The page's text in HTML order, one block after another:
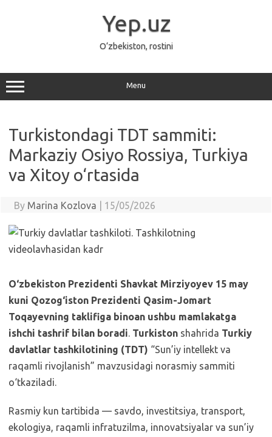
Yep.uz
O‘zbekiston, rostini
Menu
Turkistondagi TDT sammiti:
Markaziy Osiyo Rossiya, Turkiya
va Xitoy o‘rtasida
By Marina Kozlova 15/05/2026
O‘zbekiston Prezidenti Shavkat Mirziyoyev 15 may
kuni Qozog‘iston Prezidenti Qasim-Jomart
Toqayevning taklifiga binoan ushbu mamlakatga
ishchi tashrif bilan boradi. Turkiston shahrida Turkiy
davlatlar tashkilotining (TDT) “Sun’iy intellekt va
raqamli rivojlanish” mavzusidagi norasmiy sammiti
o‘tkaziladi.
Rasmiy kun tartibida — savdo, investitsiya, transport,
ekologiya, raqamli infratuzilma, innovatsiyalar va sun’iy